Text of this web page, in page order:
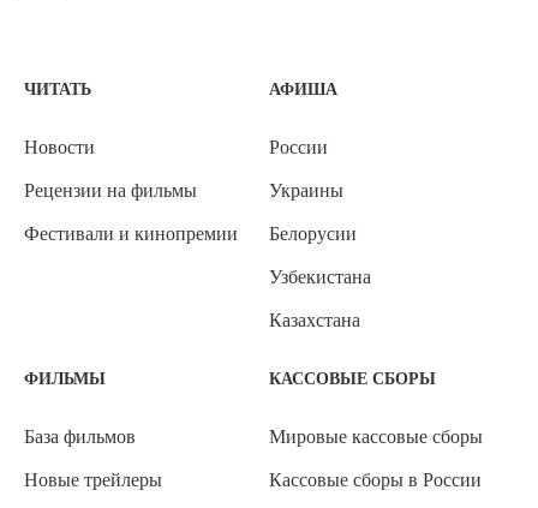
ЧИТАТЬ
Новости
Рецензии на фильмы
Фестивали и кинопремии
АФИША
России
Украины
Белорусии
Узбекистана
Казахстана
ФИЛЬМЫ
База фильмов
Новые трейлеры
КАССОВЫЕ СБОРЫ
Мировые кассовые сборы
Кассовые сборы в России